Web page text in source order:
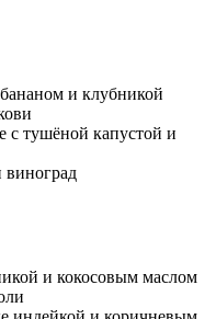
и клубникой
с тушёной капустой и
и кокосовым маслом